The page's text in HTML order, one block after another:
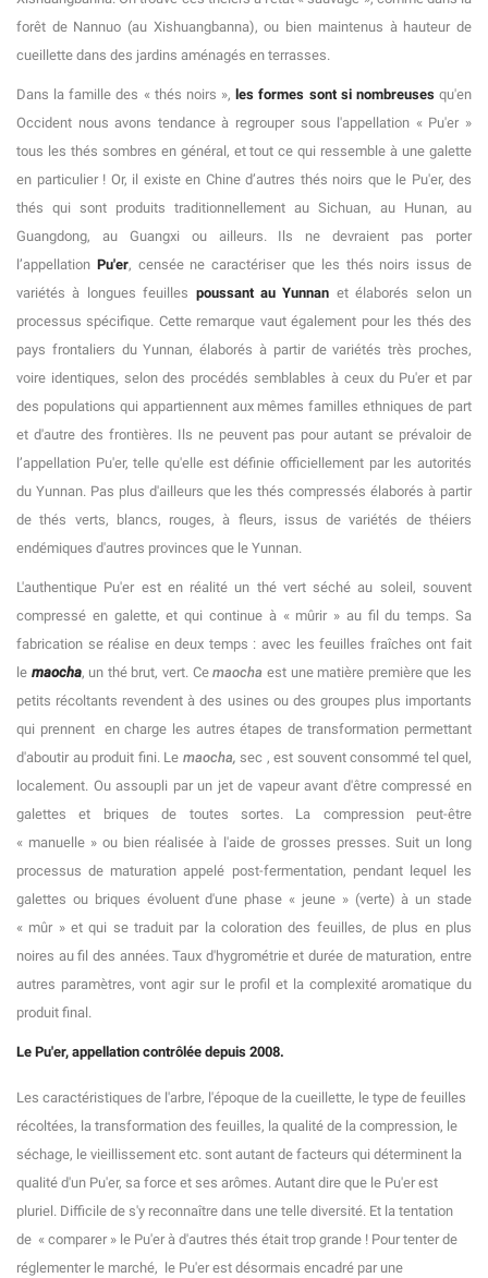
forêt de Nannuo (au Xishuangbanna), ou bien maintenus à hauteur de
cueillette dans des jardins aménagés en terrasses.
Dans la famille des « thés noirs », les formes sont si nombreuses qu'en
Occident nous avons tendance à regrouper sous l'appellation « Pu'er »
tous les thés sombres en général, et tout ce qui ressemble à une galette
en particulier ! Or, il existe en Chine d’autres thés noirs que le Pu'er, des
thés qui sont produits traditionnellement au Sichuan, au Hunan, au
Guangdong, au Guangxi ou ailleurs. Ils ne devraient pas porter
l’appellation Pu'er, censée ne caractériser que les thés noirs issus de
variétés à longues feuilles poussant au Yunnan et élaborés selon un
processus spécifique. Cette remarque vaut également pour les thés des
pays frontaliers du Yunnan, élaborés à partir de variétés très proches,
voire identiques, selon des procédés semblables à ceux du Pu'er et par
des populations qui appartiennent aux mêmes familles ethniques de part
et d'autre des frontières. Ils ne peuvent pas pour autant se prévaloir de
l’appellation Pu'er, telle qu'elle est définie officiellement par les autorités
du Yunnan. Pas plus d'ailleurs que les thés compressés élaborés à partir
de thés verts, blancs, rouges, à fleurs, issus de variétés de théiers
endémiques d'autres provinces que le Yunnan.
L'authentique Pu'er est en réalité un thé vert séché au soleil, souvent
compressé en galette, et qui continue à « mûrir » au fil du temps. Sa
fabrication se réalise en deux temps : avec les feuilles fraîches ont fait
le maocha, un thé brut, vert. Cemaocha est une matière première que les
petits récoltants revendent à des usines ou des groupes plus importants
qui prennent en charge les autres étapes de transformation permettant
d'aboutir au produit fini. Le maocha, sec , est souvent consommé tel quel,
localement. Ou assoupli par un jet de vapeur avant d'être compressé en
galettes et briques de toutes sortes. La compression peut-être
« manuelle » ou bien réalisée à l'aide de grosses presses. Suit un long
processus de maturation appelé post-fermentation, pendant lequel les
galettes ou briques évoluent d'une phase « jeune » (verte) à un stade
« mûr » et qui se traduit par la coloration des feuilles, de plus en plus
noires au fil des années. Taux d'hygrométrie et durée de maturation, entre
autres paramètres, vont agir sur le profil et la complexité aromatique du
produit final.
Le Pu'er, appellation contrôlée depuis 2008.
Les caractéristiques de l'arbre, l'époque de la cueillette, le type de feuilles
récoltées, la transformation des feuilles, la qualité de la compression, le
séchage, le vieillissement etc. sont autant de facteurs qui déterminent la
qualité d'un Pu'er, sa force et ses arômes. Autant dire que le Pu'er est
pluriel. Difficile de s'y reconnaître dans une telle diversité. Et la tentation
de « comparer » le Pu'er à d'autres thés était trop grande ! Pour tenter de
réglementer le marché, le Pu'er est désormais encadré par une